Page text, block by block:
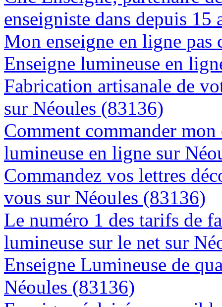
enseigniste dans depuis 15
Mon enseigne en ligne pas
Enseigne lumineuse en
Fabrication artisanale de
sur Néoules (83136)
Comment commander
lumineuse en ligne sur
Commandez vos lettres
vous sur Néoules (83136)
Le numéro 1 des tarifs de
lumineuse sur le net sur
Enseigne Lumineuse de
Néoules (83136)